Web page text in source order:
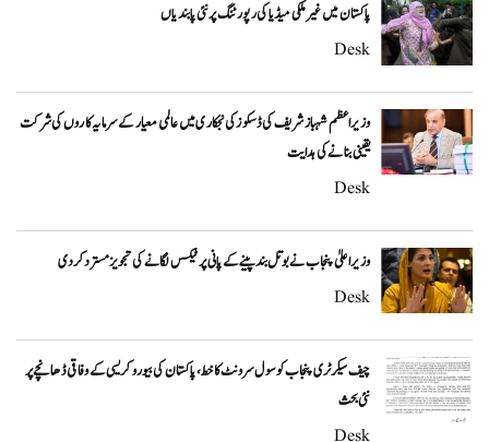
پاکستان میں غیر ملکی میڈیا کی رپورٹنگ پر نئی پابندیاں
Desk
وزیراعظم شہباز شریف کی ڈسکوز کی نجکاری میں عالمی معیار کے سرمایہ کاروں کی شرکت
یقینی بنانے کی ہدایت
Desk
وزیراعلیٰ پنجاب نے بوتل بند پینے کے پانی پر ٹیکس لگانے کی تجویز مسترد کر دی
Desk
چیف سیکرٹری پنجاب کو سول سرونٹ کا خط، پاکستان کی بیوروکریسی کے وفاقی ڈھانچے پر
نئی بحث
Desk